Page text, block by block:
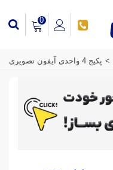
0
> پکیج 4 واحدی آیفون تصویری